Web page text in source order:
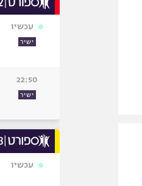
עכשיו
ישיר
22:50
ישיר
עכשיו